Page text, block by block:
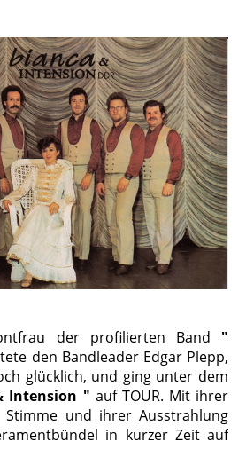
der profilierten Band "
den Band­leader Edgar Plepp,
glücklich, und ging unter dem
Intension " auf TOUR. Mit ihrer
Stimme und ihrer Ausstrahlung
in kurzer Zeit auf